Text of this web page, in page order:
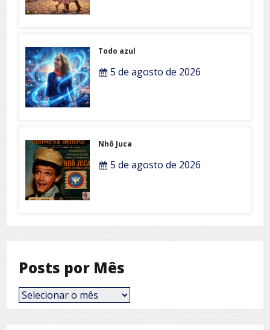
Todo azul
5 de agosto de 2026
Nhô Juca
5 de agosto de 2026
Posts por Mês
Posts
por